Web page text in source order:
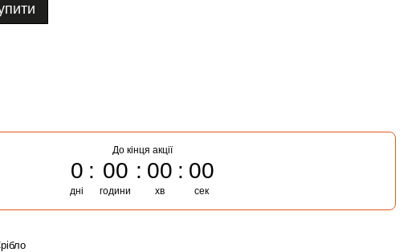
До кінця акції
0
дні
00
години
00
хв
00
сек